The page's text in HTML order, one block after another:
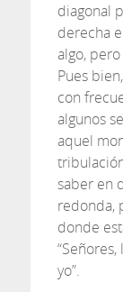
diagonal
derecha
algo,
Pues
con
algunos
aquel
saber en
redonda,
donde
yo”.